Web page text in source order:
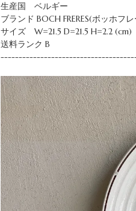
生産国 ベルギー
ブランド BOCH FRERES(ボッホフ
サイズ W=21.5 D=21.5 H=2.2 (cm)
送料ランク B